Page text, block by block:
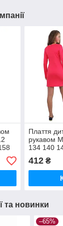
Плаття
рукавом М
134 140
412₴
та новинки
–65%